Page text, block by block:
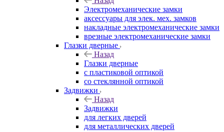
Электромеханические замки
аксессуары для элек. мех. замков
накладные электромеханические замки
врезные электромеханические замки
Глазки дверные
Назад
Глазки дверные
с пластиковой оптикой
со стеклянной оптикой
Задвижки
Назад
Задвижки
для легких дверей
для металлических дверей